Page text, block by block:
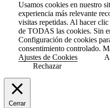
Usamos cookies en nuestro
experiencia más relevante
visitas repetidas. Al hacer
de TODAS las cookies. Sin
Configuración de cookies
consentimiento controlado.
Ajustes de Cookies
Rechazar
Cerrar